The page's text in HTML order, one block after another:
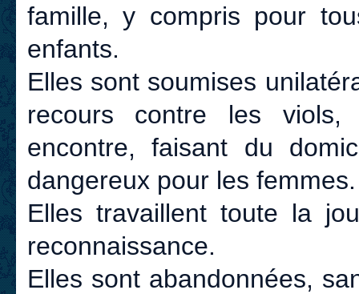
famille, y compris pour
enfants.
Elles sont soumises
recours contre les
encontre, faisant du
dangereux pour les femmes.
Elles travaillent toute la
reconnaissance.
Elles sont abandonnées,